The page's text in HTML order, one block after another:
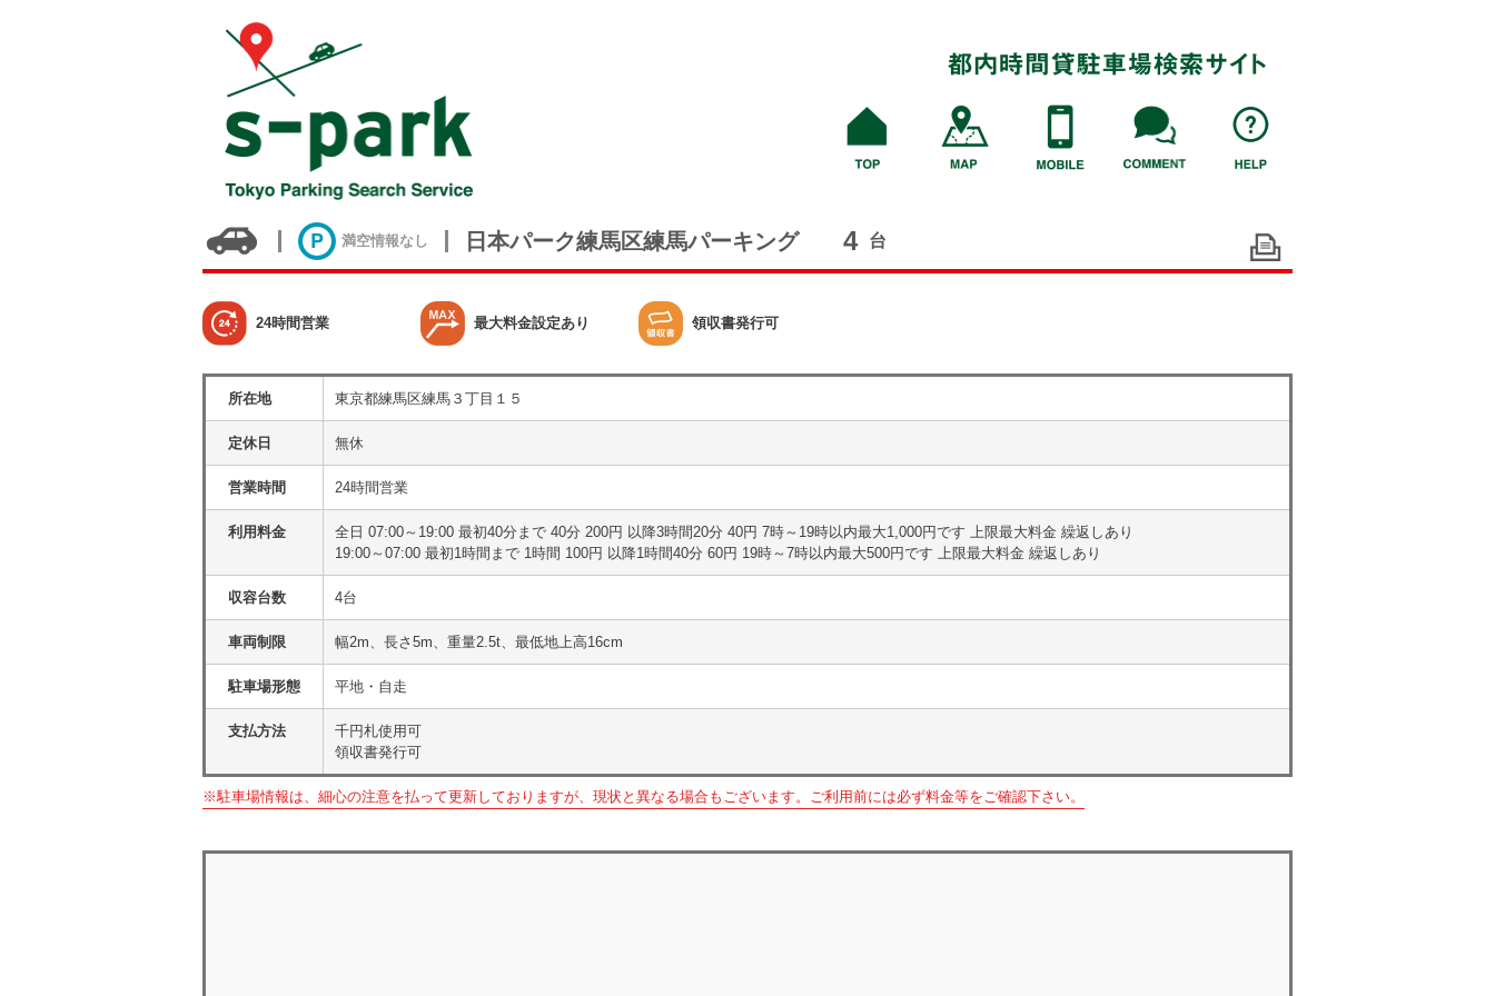
満空情報なし 日本パーク練馬区練馬パーキング 4 台
24時間営業 最大料金設定あり 領収書発行可
所在地 東京都練馬区練馬３丁目１５
定休日 無休
営業時間 24時間営業
利用料金
全日 07:00～19:00 最初40分まで 40分 200円 以降3時間20分 40円 7時～19時以内最大1,000円です 上限最大料金 繰返しあり
19:00～07:00 最初1時間まで 1時間 100円 以降1時間40分 60円 19時～7時以内最大500円です 上限最大料金 繰返しあり
収容台数 4台
車両制限 幅2m、長さ5m、重量2.5t、最低地上高16cm
駐車場形態 平地・自走
支払方法
千円札使用可
領収書発行可
※駐車場情報は、細心の注意を払って更新しておりますが、現状と異なる場合もございます。ご利用前には必ず料金等をご確認下さい。